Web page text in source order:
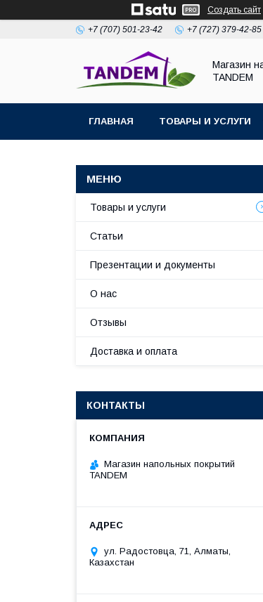
Создать сайт
+7 (707) 501-23-42 +7 (727) 379-42-85
Магазин
TANDEM
ГЛАВНАЯ ТОВАРЫ И УСЛУГИ
Товары и услуги
Статьи
Презентации и документы
О нас
Отзывы
Доставка и оплата
КОНТАКТЫ
Магазин напольных покрытий
TANDEM
ул. Радостовца, 71, Алматы,
Казахстан